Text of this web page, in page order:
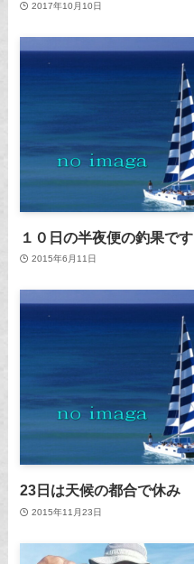
2017年10月10日
１０日の半夜便の釣果です
2015年6月11日
23日は天候の都合で休み
2015年11月23日